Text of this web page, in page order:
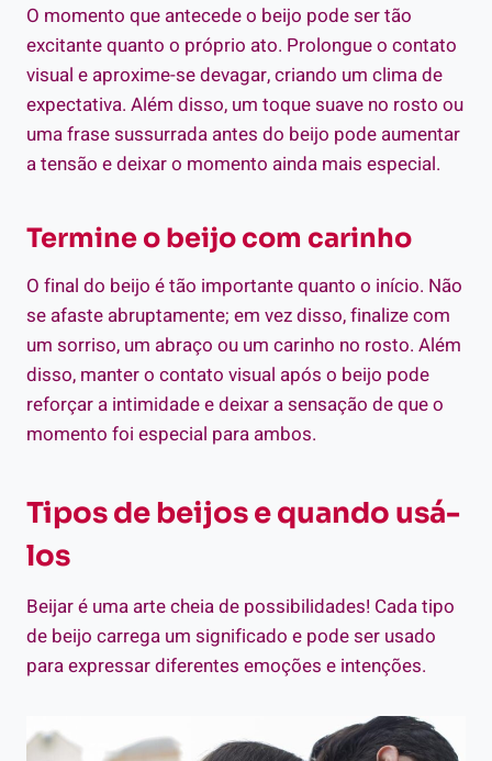
O momento que antecede o beijo pode ser tão
excitante quanto o próprio ato. Prolongue o contato
visual e aproxime-se devagar, criando um clima de
expectativa. Além disso, um toque suave no rosto ou
uma frase sussurrada antes do beijo pode aumentar
a tensão e deixar o momento ainda mais especial.
Termine o beijo com carinho
O final do beijo é tão importante quanto o início. Não
se afaste abruptamente; em vez disso, finalize com
um sorriso, um abraço ou um carinho no rosto. Além
disso, manter o contato visual após o beijo pode
reforçar a intimidade e deixar a sensação de que o
momento foi especial para ambos.
Tipos de beijos e quando usá-
los
Beijar é uma arte cheia de possibilidades! Cada tipo
de beijo carrega um significado e pode ser usado
para expressar diferentes emoções e intenções.